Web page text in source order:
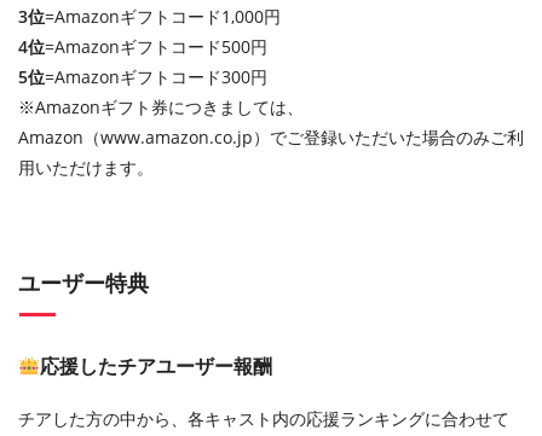
3位=Amazonギフトコード1,000円
4位=Amazonギフトコード500円
5位=Amazonギフトコード300円
※Amazonギフト券につきましては、
Amazon（www.amazon.co.jp）でご登録いただいた場合のみご利
用いただけます。
ユーザー特典
応援したチアユーザー報酬
チアした方の中から、各キャスト内の応援ランキングに合わせて